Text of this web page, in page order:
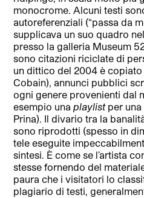
monocrome. Alcuni testi
autoreferenziali (“passa da
supplicava un suo quadro
presso la galleria Museum
sono citazioni riciclate di
un dittico del 2004 è
Cobain), annunci pubblici
ogni genere provenienti dal
esempio unaplaylistper una
Prina). Il divario tra la
sono riprodotti (spesso in
tele eseguite
sintesi. È come se l’artista
stesse fornendo del
paura che i visitatori lo
plagiario di testi,